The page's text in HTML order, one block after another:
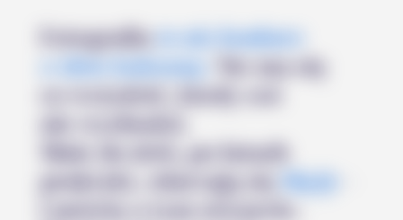
Fotografiato nie konkurs
Nie ma się
co wstydzić, kiedy coś
Mnie do dziś, po latach
praktyki, zdarzają się
błędy